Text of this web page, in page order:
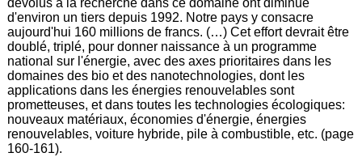
dévolus à la recherche dans ce domaine ont diminué
d'environ un tiers depuis 1992. Notre pays y consacre
aujourd'hui 160 millions de francs. (…) Cet effort devrait être
doublé, triplé, pour donner naissance à un programme
national sur l'énergie, avec des axes prioritaires dans les
domaines des bio et des nanotechnologies, dont les
applications dans les énergies renouvelables sont
prometteuses, et dans toutes les technologies écologiques:
nouveaux matériaux, économies d'énergie, énergies
renouvelables, voiture hybride, pile à combustible, etc. (page
160-161).